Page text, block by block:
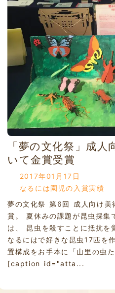
「夢の文化祭」成
いて金賞受賞
2017年01月17日
なるには園児の入賞実績
夢の文化祭 第6回 成人向け美
賞。 夏休みの課題が昆虫採集
は、 昆虫を殺すことに抵抗を
なるにはで好きな昆虫17匹を
置構成をお手本に「山里の虫
[caption id="atta...